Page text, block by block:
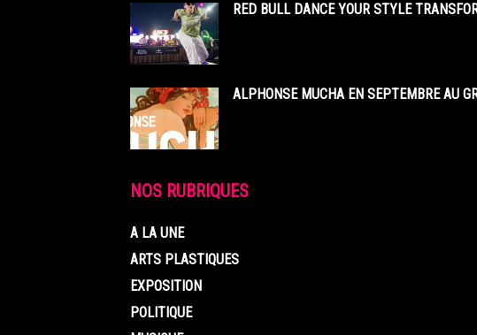
RED BULL DANCE YOUR STYLE
ALPHONSE MUCHA EN SEPTEMBRE AU
NOS RUBRIQUES
A LA UNE
ARTS PLASTIQUES
EXPOSITION
POLITIQUE